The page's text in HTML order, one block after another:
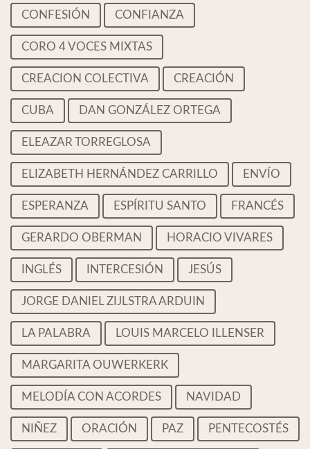
CONFESIÓN CONFIANZA
CORO 4 VOCES MIXTAS
CREACION COLECTIVA CREACIÓN
CUBA DAN GONZÁLEZ ORTEGA
ELEAZAR TORREGLOSA
ELIZABETH HERNÁNDEZ CARRILLO ENVÍO
ESPERANZA ESPÍRITU SANTO FRANCÉS
GERARDO OBERMAN HORACIO VIVARES
INGLÉS INTERCESIÓN JESÚS
JORGE DANIEL ZIJLSTRA ARDUIN
LA PALABRA LOUIS MARCELO ILLENSER
MARGARITA OUWERKERK
MELODÍA CON ACORDES NAVIDAD
NIÑEZ ORACIÓN PAZ PENTECOSTÉS